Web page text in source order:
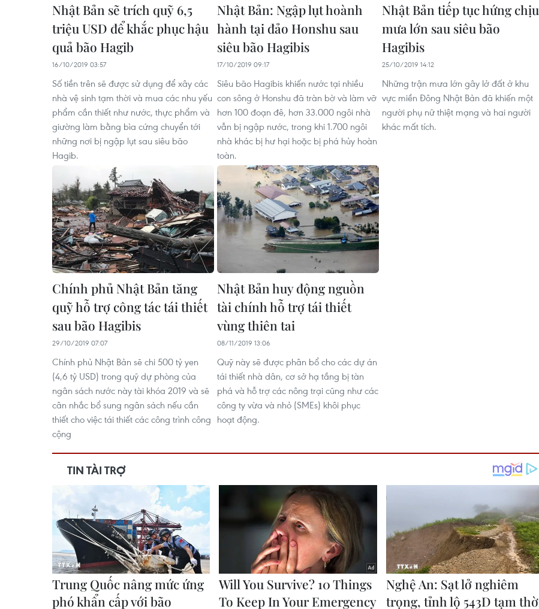
Nhật Bản sẽ trích quỹ 6,5
triệu USD để khắc phục hậu
quả bão Hagib
16/10/2019 03:57
Số tiền trên sẽ được sử dụng để xây các
nhà vệ sinh tạm thời và mua các nhu yếu
phẩm cần thiết như nước, thực phẩm và
giường làm bằng bìa cứng chuyển tới
những nơi bị ngập lụt sau siêu bão
Hagib.
Nhật Bản: Ngập lụt hoành
hành tại đảo Honshu sau
siêu bão Hagibis
17/10/2019 09:17
Siêu bão Hagibis khiến nước tại nhiều
con sông ở Honshu đã tràn bờ và làm vỡ
hơn 100 đoạn đê, hơn 33.000 ngôi nhà
vẫn bị ngập nước, trong khi 1.700 ngôi
nhà khác bị hư hại hoặc bị phá hủy hoàn
toàn.
Nhật Bản tiếp tục hứng chịu
mưa lớn sau siêu bão
Hagibis
25/10/2019 14:12
Những trận mưa lớn gây lở đất ở khu
vực miền Đông Nhật Bản đã khiến một
người phụ nữ thiệt mạng và hai người
khác mất tích.
Chính phủ Nhật Bản tăng
quỹ hỗ trợ công tác tái thiết
sau bão Hagibis
29/10/2019 07:07
Chính phủ Nhật Bản sẽ chi 500 tỷ yen
(4,6 tỷ USD) trong quỹ dự phòng của
ngân sách nước này tài khóa 2019 và sẽ
cân nhắc bổ sung ngân sách nếu cần
thiết cho việc tái thiết các công trình công
cộng
Nhật Bản huy động nguồn
tài chính hỗ trợ tái thiết
vùng thiên tai
08/11/2019 13:06
Quỹ này sẽ được phân bổ cho các dự án
tái thiết nhà dân, cơ sở hạ tầng bị tàn
phá và hỗ trợ các nông trại cũng như các
công ty vừa và nhỏ (SMEs) khôi phục
hoạt động.